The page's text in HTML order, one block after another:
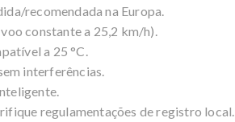
recomendada na Europa.
constante a 25,2 km/h).
a 25 °C.
interferências.
regulamentações de registro local.